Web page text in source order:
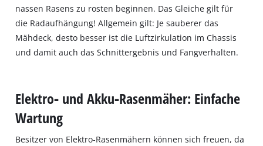
nassen Rasens zu rosten beginnen. Das Gleiche gilt für
die Radaufhängung! Allgemein gilt: Je sauberer das
Mähdeck, desto besser ist die Luftzirkulation im Chassis
und damit auch das Schnittergebnis und Fangverhalten.
Elektro‐ und Akku‐Rasenmäher: Einfache
Wartung
Besitzer von Elektro‐Rasenmähern können sich freuen, da